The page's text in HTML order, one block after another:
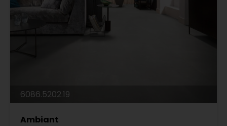
6086.5202.19
Ambiant